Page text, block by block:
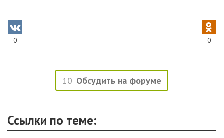
0 0
10 Обсудить на форуме
Ссылки по теме: